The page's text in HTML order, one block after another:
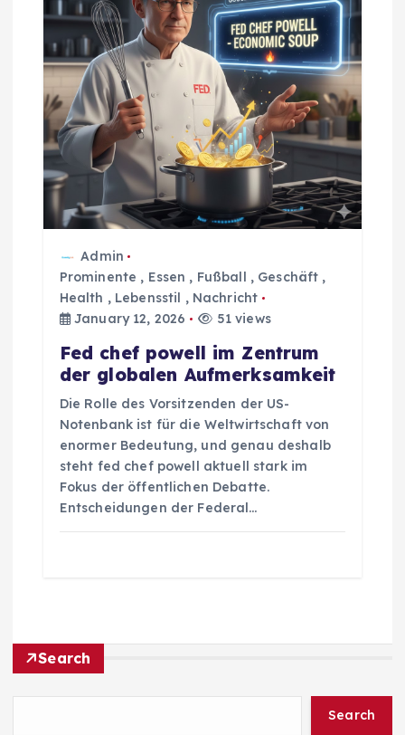
Admin
Prominente , Essen , Fußball , Geschäft ,
Health , Lebensstil , Nachricht
January 12, 2026
51 views
Fed chef powell im Zentrum
der globalen Aufmerksamkeit
Die Rolle des Vorsitzenden der US-
Notenbank ist für die Weltwirtschaft von
enormer Bedeutung, und genau deshalb
steht fed chef powell aktuell stark im
Fokus der öffentlichen Debatte.
Entscheidungen der Federal…
Search
Search